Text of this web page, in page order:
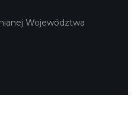
Województwa